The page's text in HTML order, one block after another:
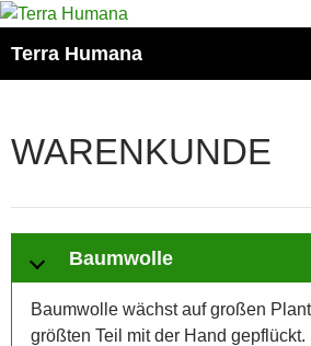
Zum
springen
Terra Humana
WARENKUNDE
Baumwolle
Baumwolle wächst auf großen
größten Teil mit der Hand gepflückt.